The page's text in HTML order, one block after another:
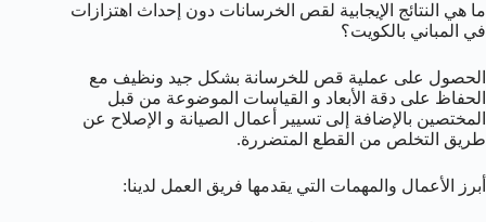
ما هي النتائج الإيجابية لقص الخرسانات دون إحداث اهتزازات
في المباني بالكويت؟
الحصول على عملية قص للخرسانة بشكل جيد ونظيف مع
الحفاظ على دقة الأبعاد و القياسات الموضوعة من قبل
المختصين بالإضافة إلى تسيير أعمال الصيانة و الإصلاح عن
طريق التخلص من القطع المتضررة.
أبرز الأعمال والمهمات التي يقدمها فريق العمل لدينا: